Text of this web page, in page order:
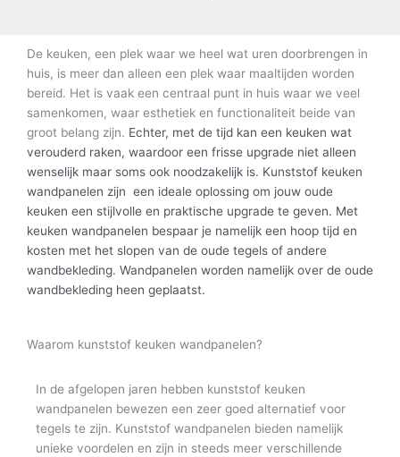
De keuken, een plek waar we heel wat uren doorbrengen in
huis, is meer dan alleen een plek waar maaltijden worden
bereid. Het is vaak een centraal punt in huis waar we veel
samenkomen, waar esthetiek en functionaliteit beide van
groot belang zijn. Echter, met de tijd kan een keuken wat
verouderd raken, waardoor een frisse upgrade niet alleen
wenselijk maar soms ook noodzakelijk is. Kunststof keuken
wandpanelen zijn een ideale oplossing om jouw oude
keuken een stijlvolle en praktische upgrade te geven. Met
keuken wandpanelen bespaar je namelijk een hoop tijd en
kosten met het slopen van de oude tegels of andere
wandbekleding. Wandpanelen worden namelijk over de oude
wandbekleding heen geplaatst.
Waarom kunststof keuken wandpanelen?
In de afgelopen jaren hebben kunststof keuken
wandpanelen bewezen een zeer goed alternatief voor
tegels te zijn. Kunststof wandpanelen bieden namelijk
unieke voordelen en zijn in steeds meer verschillende